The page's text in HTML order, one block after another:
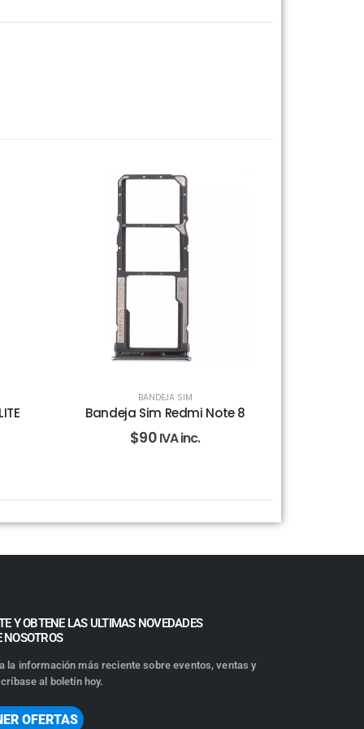
BANDEJA SIM
Bandeja Sim Redmi Note 8
$90IVA inc.
Y OBTENE LAS ULTIMAS NOVEDADES
NOSOTROS
la información más reciente sobre eventos, ventas y
al boletín hoy.
OFERTAS